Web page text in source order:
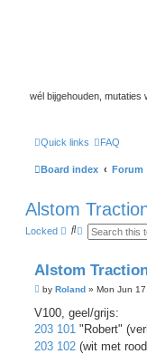
wél bijgehouden, mutaties
Quick links FAQ
Board index Forum
Alstom
Locked
S
c
A
n
e
s
e
a
r
Alstom
P
s
by Roland » Mon Jun
V100, geel/grijs:
203 101 "Robert"
203 102 (wit met